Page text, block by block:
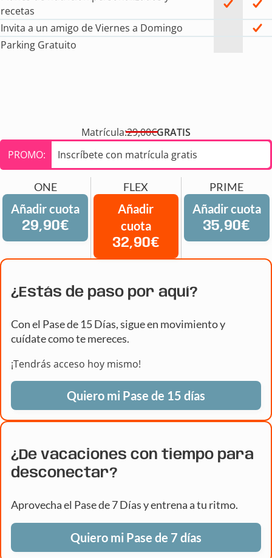
recetas
Invita a un amigo de Viernes a Domingo
Parking Gratuito
Matrícula:29,00€GRATIS
PROMO:
Inscríbete con matrícula gratis
ONE
Añadir cuota
29,90€
FLEX
Añadir
cuota
32,90€
PRIME
Añadir cuota
35,90€
¿Estás de paso por aquí?
Con el Pase de 15 Días, sigue en movimiento y
cuídate como te mereces.
¡Tendrás acceso hoy mismo!
Quiero mi Pase de 15 días
¿De vacaciones con tiempo para
desconectar?
Aprovecha el Pase de 7 Días y entrena a tu ritmo.
Quiero mi Pase de 7 días